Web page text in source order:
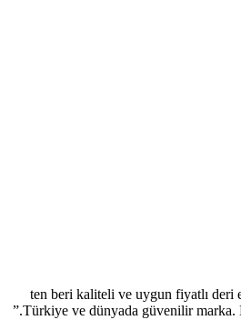
“1974’ten beri kaliteli ve uygun fiyatlı
Türkiye ve dünyada güvenilir marka.